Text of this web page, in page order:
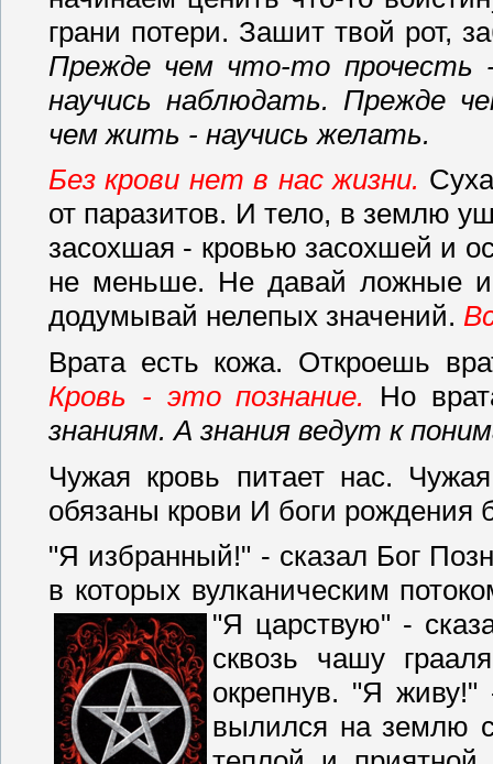
грани потери. Зашит твой рот,
Прежде чем что-то прочесть
научись наблюдать. Прежде
чем жить - научись желать.
Без крови нет в нас жизни.
от паразитов. И тело, в землю
засохшая - кровью засохшей и
не меньше. Не давай ложные
додумывай нелепых значений.
Врата есть кожа. Откроешь
Кровь - это познание.
Но
знаниям. А знания ведут к
Чужая кровь питает нас.
обязаны крови И боги рождения
"Я избранный!" - сказал Бог
в которых вулканическим
"Я царствую" -
сквозь чашу
окрепнув. "Я живу!"
вылился на землю